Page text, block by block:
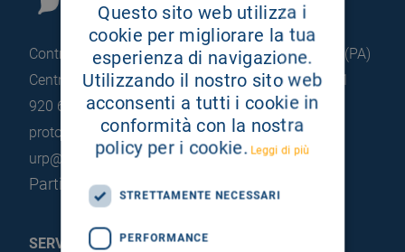
Contrada Pietrapollastra - Pisciotto 90015 Cefalù (PA)
Centralino: +39 0921 920 111 Portineria: +39 0921
920 663
protocollo@pec.hsrgiglio.it info@hsrgiglio.it
urp@hsrgiglio.it
Partita IVA: 05205490823
SERVIZI AL PAZIENTE
Questo sito web utilizza i
cookie per migliorare la tua
esperienza di navigazione.
Utilizzando il nostro sito web
acconsenti a tutti i cookie in
conformità con la nostra
policy per i cookie. Leggi di più
STRETTAMENTE NECESSARI
PERFORMANCE